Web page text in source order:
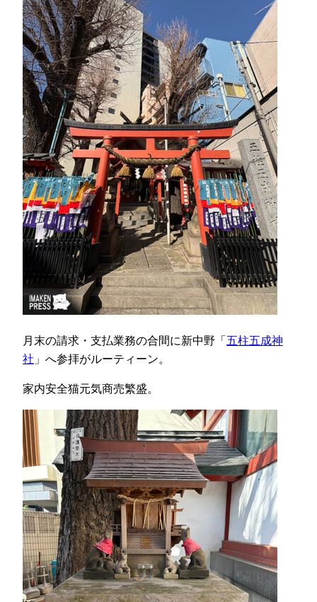
月末の請求・支払業務の合間に新中野「五柱五成神
社 」へ参拝がルーティーン。
家内安全猫元気商売繁盛。